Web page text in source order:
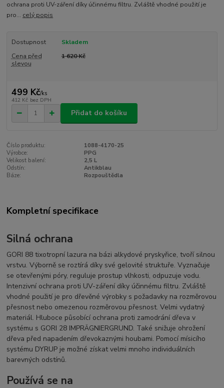
ochrana proti UV-záření díky účinnému filtru. Zvláště vhodné použití je
pro... celý popis
Dostupnost
Skladem
Cena před
slevou
1 620 Kč
499 Kč/ks
412 Kč bez DPH
Přidat do košíku
Číslo produktu:
1088-4170-25
Výrobce:
PPG
Velikost balení:
2,5 L
Odstín:
Antikblau
Báze:
Rozpouštědla
Kompletní specifikace
Silná ochrana
GORI 88 tixotropní lazura na bázi alkydové pryskyřice, tvoří silnou
vrstvu. Výborně se roztírá díky své gelovité struktuře. Vyznačuje
se otevřenými póry, reguluje prostup vlhkosti, odpuzuje vodu.
Intenzivní ochrana proti UV-záření díky účinnému filtru. Zvláště
vhodné použití je pro dřevěné výrobky s požadavky na rozměrovou
přesnost nebo omezenou rozměrovou přesnost. Velmi vydatný
materiál. Hluboce působící ochrana proti zamodrání dřeva v
systému s GORI 28 IMPRÄGNIERGRUND. Také snižuje ohrožení
dřeva před napadením dřevokaznými houbami. Pomocí mísicího
systému DYRUP je možné získat velmi mnoho individuálních
barevných odstínů.
Používá se na